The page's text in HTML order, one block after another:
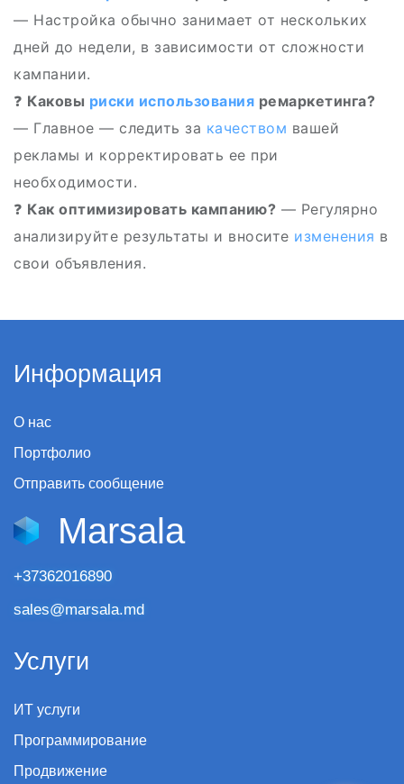
— Настройка обычно занимает от нескольких
дней до недели, в зависимости от сложности
кампании.
❓ Каковы риски использования ремаркетинга?
— Главное — следить за качеством вашей
рекламы и корректировать ее при
необходимости.
❓ Как оптимизировать кампанию? — Регулярно
анализируйте результаты и вносите изменения в
свои объявления.
Информация
О нас
Портфолио
Отправить сообщение
Marsala
+37362016890
sales@marsala.md
Услуги
ИТ услуги
Программирование
Продвижение